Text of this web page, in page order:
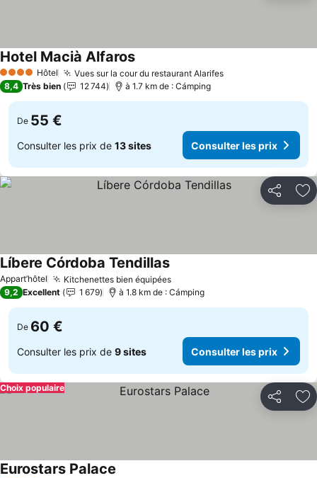
4 Étoiles Hôtel Vues sur la cour du restaurant Alarifes
Hotel Macià Alfaros
8,4 Très bien 12 744 à 1.7 km de : Cámping
De 55 €
Consulter les prix de 13 sites Consulter les prix
Partager
Appart’hôtel Kitchenettes bien équipées
Líbere Córdoba Tendillas
9,2 Excellent 1 679 à 1.8 km de : Cámping
De 60 €
Consulter les prix de 9 sites Consulter les prix
Partager
Choix populaire
Eurostars Palace